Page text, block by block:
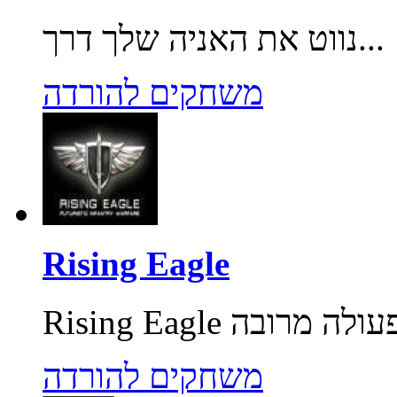
נווט את האניה שלך דרך...
משחקים להורדה
Rising Eagle
משחקים להורדה